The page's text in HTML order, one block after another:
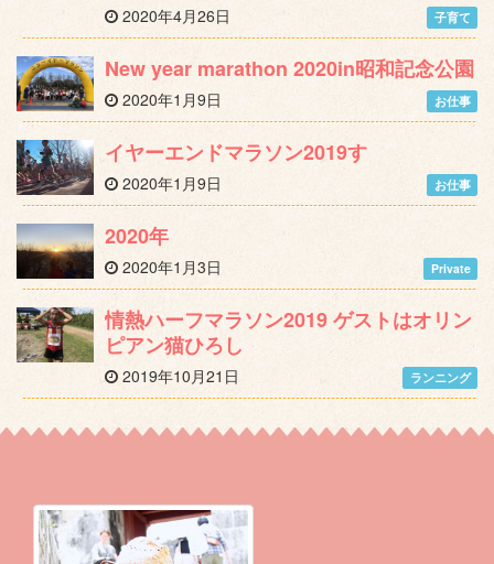
2020年4月26日 子育て
New year marathon 2020in昭和記念公園
2020年1月9日 お仕事
イヤーエンドマラソン2019す
2020年1月9日 お仕事
2020年
2020年1月3日 Private
情熱ハーフマラソン2019 ゲストはオリン
ピアン猫ひろし
2019年10月21日 ランニング